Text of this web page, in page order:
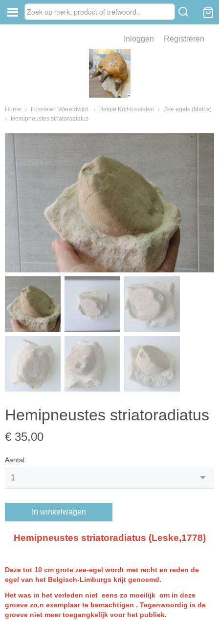
Inloggen Registreren
Home › Fossielen Wereldwijd. › België Krijt-fossielen › Zee egels (Matrix)
›
Hemipneustes striatoradiatus
Hemipneustes striatoradiatus
€ 35,00
Aantal
In winkelwagen
Hemipneustes striatoradiatus (Leske,1778)
Deze tot 10 cm grote zee-egel wordt met recht en reden de
egel van het Belgisch-Limburgs krijt genoemd.
Het was in het verleden niet eens zo moeilijk om in deze
groeve zo,n exemplaar te bemachtigen . Tegenwoordig is de
groeve niet meer toegangkelijk voor het publiek.
van fossielen en mineralen